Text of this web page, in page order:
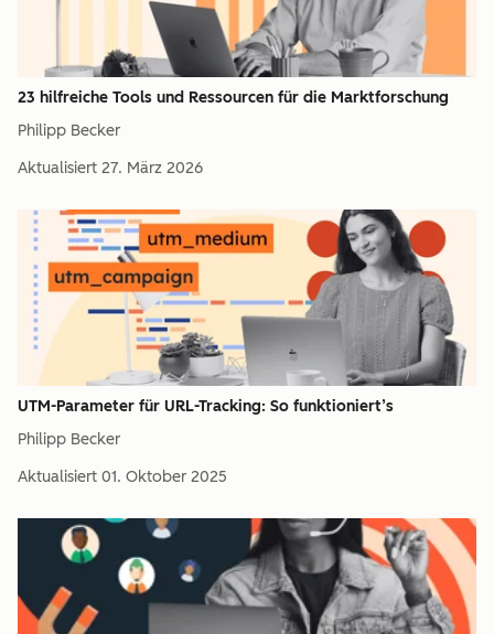
23 hilfreiche Tools und Ressourcen für die Marktforschung
Philipp Becker
Aktualisiert 27. März 2026
UTM-Parameter für URL-Tracking: So funktioniert’s
Philipp Becker
Aktualisiert 01. Oktober 2025